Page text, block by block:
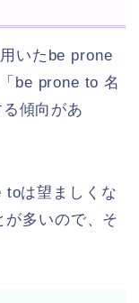
いたbe prone
be prone to 名
傾向があ
toは望ましくな
が多いので、そ